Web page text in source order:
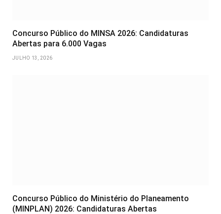
Concurso Público do MINSA 2026: Candidaturas
Abertas para 6.000 Vagas
JULHO 13, 2026
Concurso Público do Ministério do Planeamento
(MINPLAN) 2026: Candidaturas Abertas